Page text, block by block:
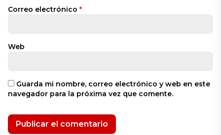
Correo electrónico *
Web
Guarda mi nombre, correo electrónico y web en este
navegador para la próxima vez que comente.